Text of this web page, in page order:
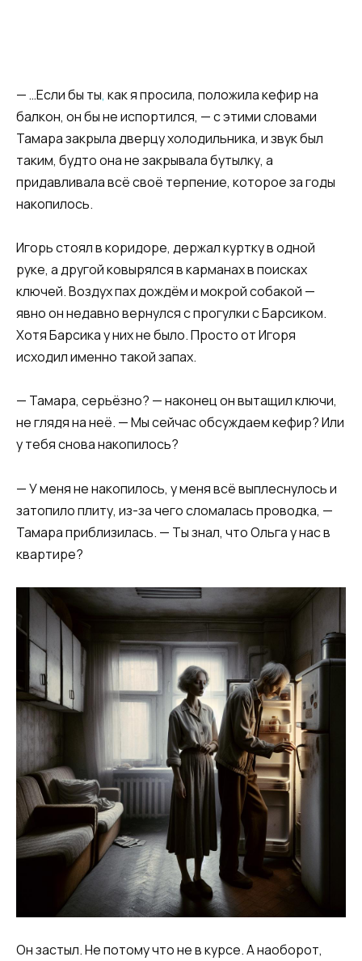
— …Если бы ты, как я просила, положила кефир на
балкон, он бы не испортился, — с этими словами
Тамара закрыла дверцу холодильника, и звук был
таким, будто она не закрывала бутылку, а
придавливала всё своё терпение, которое за годы
накопилось.
Игорь стоял в коридоре, держал куртку в одной
руке, а другой ковырялся в карманах в поисках
ключей. Воздух пах дождём и мокрой собакой —
явно он недавно вернулся с прогулки с Барсиком.
Хотя Барсика у них не было. Просто от Игоря
исходил именно такой запах.
— Тамара, серьёзно? — наконец он вытащил ключи,
не глядя на неё. — Мы сейчас обсуждаем кефир? Или
у тебя снова накопилось?
— У меня не накопилось, у меня всё выплеснулось и
затопило плиту, из-за чего сломалась проводка, —
Тамара приблизилась. — Ты знал, что Ольга у нас в
квартире?
Он застыл. Не потому что не в курсе. А наоборот,